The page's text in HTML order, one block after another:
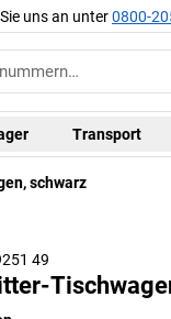
uns an unter0800-
Transport
schwarz
49